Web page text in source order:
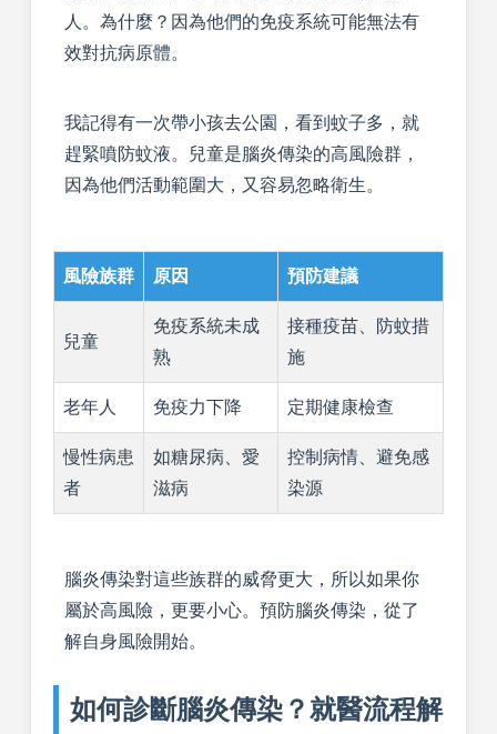
人。為什麼？因為他們的免疫系統可能無法有
效對抗病原體。
我記得有一次帶小孩去公園，看到蚊子多，就
趕緊噴防蚊液。兒童是腦炎傳染的高風險群，
因為他們活動範圍大，又容易忽略衛生。
風險族群 原因 預防建議
兒童
免疫系統未成
熟
接種疫苗、防蚊措
施
老年人 免疫力下降 定期健康檢查
慢性病患
者
如糖尿病、愛
滋病
控制病情、避免感
染源
腦炎傳染對這些族群的威脅更大，所以如果你
屬於高風險，更要小心。預防腦炎傳染，從了
解自身風險開始。
如何診斷腦炎傳染？就醫流程解